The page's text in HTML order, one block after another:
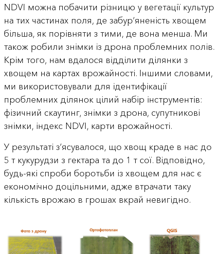
NDVI можна побачити різницю у вегетації культур
на тих частинах поля, де забур’яненість хвощем
більша, як порівняти з тими, де вона менша. Ми
також робили знімки із дрона проблемних полів.
Крім того, нам вдалося відділити ділянки з
хвощем на картах врожайності. Іншими словами,
ми використовували для ідентифікації
проблемних ділянок цілий набір інструментів:
фізичний скаутинг, знімки з дрона, супутникові
знімки, індекс NDVI, карти врожайності.
У результаті з’ясувалося, що хвощ краде в нас до
5 т кукурудзи з гектара та до 1 т сої. Відповідно,
будь-які спроби боротьби із хвощем для нас є
економічно доцільними, адже втрачати таку
кількість врожаю в грошах вкрай невигідно.